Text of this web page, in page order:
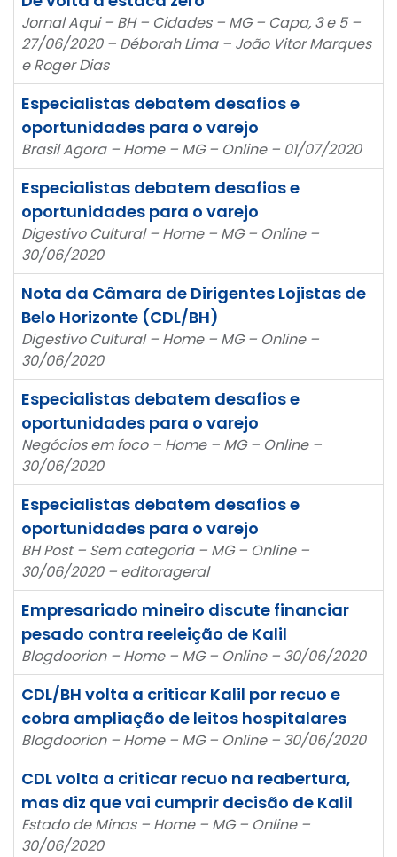
Jornal Aqui – BH – Cidades – MG – Capa, 3 e 5 –
27/06/2020 – Déborah Lima – João Vitor Marques
e Roger Dias
Especialistas debatem desafios e
oportunidades para o varejo
Brasil Agora – Home – MG – Online – 01/07/2020
Especialistas debatem desafios e
oportunidades para o varejo
Digestivo Cultural – Home – MG – Online –
30/06/2020
Nota da Câmara de Dirigentes Lojistas de
Belo Horizonte (CDL/BH)
Digestivo Cultural – Home – MG – Online –
30/06/2020
Especialistas debatem desafios e
oportunidades para o varejo
Negócios em foco – Home – MG – Online –
30/06/2020
Especialistas debatem desafios e
oportunidades para o varejo
BH Post – Sem categoria – MG – Online –
30/06/2020 – editorageral
Empresariado mineiro discute financiar
pesado contra reeleição de Kalil
Blogdoorion – Home – MG – Online – 30/06/2020
CDL/BH volta a criticar Kalil por recuo e
cobra ampliação de leitos hospitalares
Blogdoorion – Home – MG – Online – 30/06/2020
CDL volta a criticar recuo na reabertura,
mas diz que vai cumprir decisão de Kalil
Estado de Minas – Home – MG – Online –
30/06/2020